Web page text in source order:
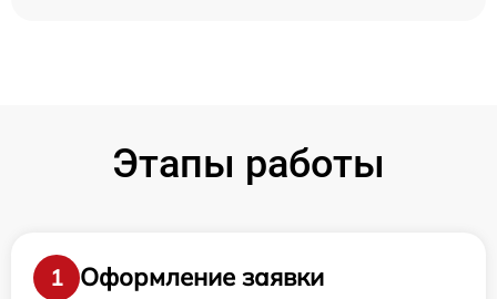
Этапы работы
1
Оформление заявки